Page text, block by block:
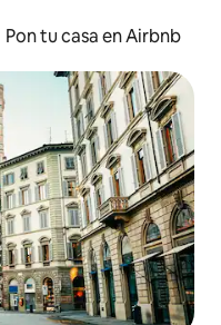
Pon tu casa en Airbnb